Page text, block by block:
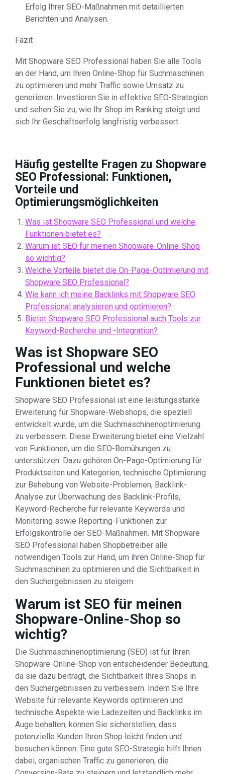
Erfolg Ihrer SEO-Maßnahmen mit detaillierten
Berichten und Analysen.
Fazit
Mit Shopware SEO Professional haben Sie alle Tools
an der Hand, um Ihren Online-Shop für Suchmaschinen
zu optimieren und mehr Traffic sowie Umsatz zu
generieren. Investieren Sie in effektive SEO-Strategien
und sehen Sie zu, wie Ihr Shop im Ranking steigt und
sich Ihr Geschäftserfolg langfristig verbessert.
Häufig gestellte Fragen zu Shopware
SEO Professional: Funktionen,
Vorteile und
Optimierungsmöglichkeiten
Was ist Shopware SEO Professional und welche
Funktionen bietet es?
Warum ist SEO für meinen Shopware-Online-Shop
so wichtig?
Welche Vorteile bietet die On-Page-Optimierung mit
Shopware SEO Professional?
Wie kann ich meine Backlinks mit Shopware SEO
Professional analysieren und optimieren?
Bietet Shopware SEO Professional auch Tools zur
Keyword-Recherche und -Integration?
Was ist Shopware SEO
Professional und welche
Funktionen bietet es?
Shopware SEO Professional ist eine leistungsstarke
Erweiterung für Shopware-Webshops, die speziell
entwickelt wurde, um die Suchmaschinenoptimierung
zu verbessern. Diese Erweiterung bietet eine Vielzahl
von Funktionen, um die SEO-Bemühungen zu
unterstützen. Dazu gehören On-Page-Optimierung für
Produktseiten und Kategorien, technische Optimierung
zur Behebung von Website-Problemen, Backlink-
Analyse zur Überwachung des Backlink-Profils,
Keyword-Recherche für relevante Keywords und
Monitoring sowie Reporting-Funktionen zur
Erfolgskontrolle der SEO-Maßnahmen. Mit Shopware
SEO Professional haben Shopbetreiber alle
notwendigen Tools zur Hand, um ihren Online-Shop für
Suchmaschinen zu optimieren und die Sichtbarkeit in
den Suchergebnissen zu steigern.
Warum ist SEO für meinen
Shopware-Online-Shop so
wichtig?
Die Suchmaschinenoptimierung (SEO) ist für Ihren
Shopware-Online-Shop von entscheidender Bedeutung,
da sie dazu beiträgt, die Sichtbarkeit Ihres Shops in
den Suchergebnissen zu verbessern. Indem Sie Ihre
Website für relevante Keywords optimieren und
technische Aspekte wie Ladezeiten und Backlinks im
Auge behalten, können Sie sicherstellen, dass
potenzielle Kunden Ihren Shop leicht finden und
besuchen können. Eine gute SEO-Strategie hilft Ihnen
dabei, organischen Traffic zu generieren, die